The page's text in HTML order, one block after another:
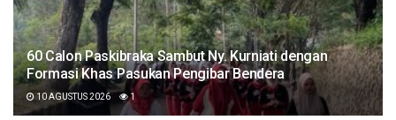
60 Calon Paskibraka Sambut Ny. Kurniati dengan
Formasi Khas Pasukan Pengibar Bendera
10 AGUSTUS 2026 1